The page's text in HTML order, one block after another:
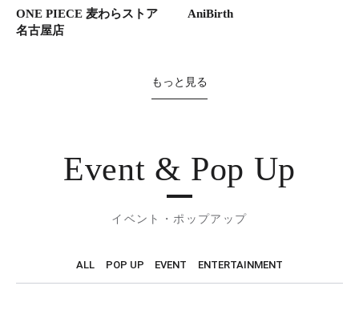
ONE PIECE 麦わらストア
名古屋店
AniBirth
もっと見る
Event & Pop Up
イベント・ポップアップ
ALL POP UP EVENT ENTERTAINMENT